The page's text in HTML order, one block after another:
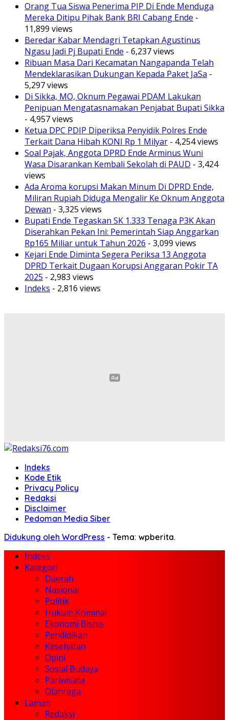
Orang Tua Siswa Penerima PIP Di Ende Menduga
Mereka Ditipu Pihak Bank BRI Cabang Ende -
11,899 views
Beredar Kabar Mendagri Tetapkan Agustinus
Ngasu Jadi Pj Bupati Ende - 6,237 views
Ribuan Masa Dari Kecamatan Nangapanda Telah
Mendeklarasikan Dukungan Kepada Paket JaSa -
5,297 views
Di Sikka, MO, Oknum Pegawai PDAM Lakukan
Penipuan Mengatasnamakan Penjabat Bupati Sikka
- 4,957 views
Ketua DPC PDIP Diperiksa Penyidik Polres Ende
Terkait Dana Hibah KONI Rp 1 Milyar - 4,254 views
Soal Pajak, Anggota DPRD Ende Arminus Wuni
Wasa Disarankan Kembali Sekolah di PAUD - 3,424
views
Ada Aroma korupsi Makan Minum Di DPRD Ende,
Miliran Rupiah Diduga Mengalir Ke Oknum Anggota
Dewan - 3,325 views
Bupati Ende Tegaskan SK 1.333 Tenaga P3K Akan
Diserahkan Pekan Ini: Pemerintah Siap Anggarkan
Rp165 Miliar untuk Tahun 2026 - 3,099 views
Kejari Ende Diminta Segera Periksa 13 Anggota
DPRD Terkait Dugaan Korupsi Anggaran Pokir TA
2025 - 2,983 views
Indeks - 2,816 views
Indeks
Kode Etik
Privacy Policy
Redaksi
Disclaimer
Pedoman Media Siber
Didukung oleh WordPress - Tema: wpberita.
Indeks
Kategori
Daerah
Nasional
Politik
Hukum Kriminal
Ekonomi Bisnis
Pendidikan
Kesehatan
Opini
Sosial Budaya
Pariwisata
Olahraga
Laman
Redaksi